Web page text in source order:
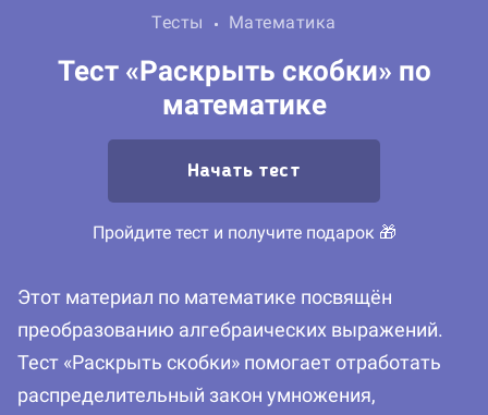
Тесты Математика
Тест «Раскрыть скобки» по
математике
Начать тест
Пройдите тест и получите подарок 🎁
Этот материал по математике посвящён
преобразованию алгебраических выражений.
Тест «Раскрыть скобки» помогает отработать
распределительный закон умножения,